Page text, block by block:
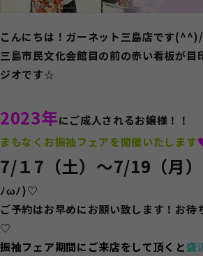
こんにちは！ガーネット三島店です(^^)/
三島市民文化会館目の前の赤い看板が目
ジオです☆
2023年にご成人されるお嬢様！！
まもなくお振袖フェアを開催いたします
7/１7（土）～7/19（月）
ﾉωﾉ)♡
ご予約はお早めにお願い致します！お待
♡
振袖フェア期間にご来店をして頂くと盛